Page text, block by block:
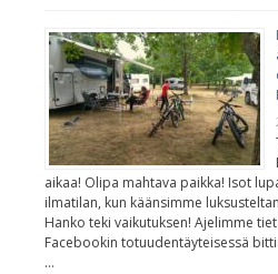
aikaa! Olipa mahtava paikka! Isot
ilmatilan, kun käänsimme
Hanko teki vaikutuksen! Ajelimme
Facebookin totuudentäyteisessä
…